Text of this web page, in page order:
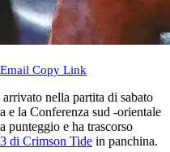
Email Copy Link
arrivato nella partita di sabato
e la Conferenza sud -orientale
punteggio e ha trascorso
di Crimson Tide in panchina.